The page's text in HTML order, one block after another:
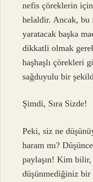
nefis çöreklerin
helaldir. Ancak,
yaratacak başka
dikkatli olmak
haşhaşlı çörekleri
sağduyulu bir
Şimdi, Sıra Sizde!
Peki, siz ne
haram mı?
paylaşın! Kim
düşünmediğiniz bir